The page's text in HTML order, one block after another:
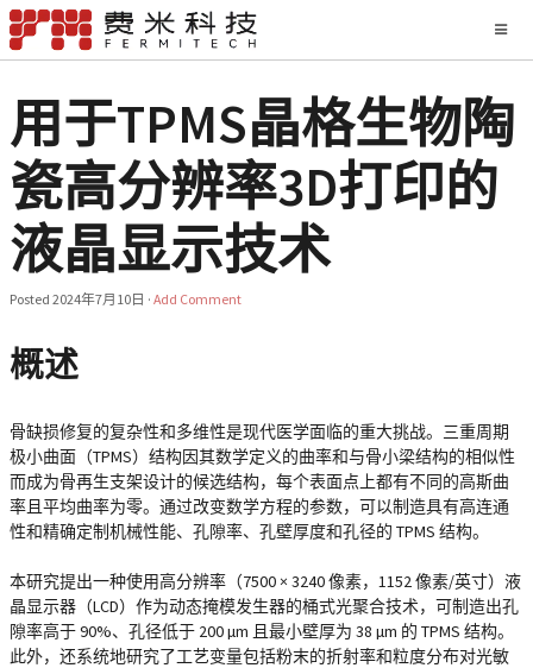
用于TPMS晶格生物陶
瓷高分辨率3D打印的
液晶显示技术
Posted 2024年7月10日 · Add Comment
概述
骨缺损修复的复杂性和多维性是现代医学面临的重大挑战。三重周期
极小曲面（TPMS）结构因其数学定义的曲率和与骨小梁结构的相似性
而成为骨再生支架设计的候选结构，每个表面点上都有不同的高斯曲
率且平均曲率为零。通过改变数学方程的参数，可以制造具有高连通
性和精确定制机械性能、孔隙率、孔壁厚度和孔径的 TPMS 结构。
本研究提出一种使用高分辨率（7500 × 3240 像素，1152 像素/英寸）液
晶显示器（LCD）作为动态掩模发生器的桶式光聚合技术，可制造出孔
隙率高于 90%、孔径低于 200 µm 且最小壁厚为 38 µm 的 TPMS 结构。
此外，还系统地研究了工艺变量包括粉末的折射率和粒度分布对光敏